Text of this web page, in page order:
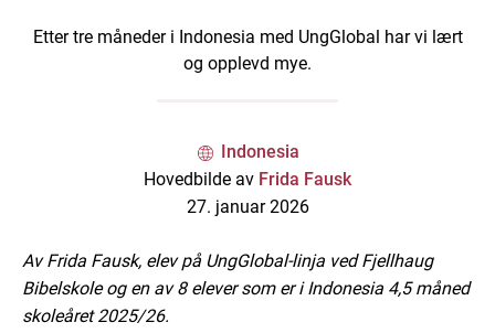
Etter tre måneder i Indonesia med UngGlobal har vi lært
og opplevd mye.
Indonesia
Hovedbilde av Frida Fausk
27. januar 2026
Av Frida Fausk, elev på UngGlobal-linja ved Fjellhaug
Bibelskole og en av 8 elever som er i Indonesia 4,5 måned
skoleåret 2025/26.